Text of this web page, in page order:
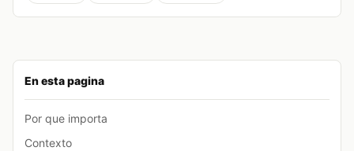
En esta pagina
Por que importa
Contexto